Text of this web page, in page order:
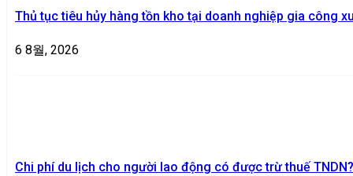
Thủ tục tiêu hủy hàng tồn kho tại doanh nghiệp gia công
6 8월, 2026
Chi phí du lịch cho người lao động có được trừ thuế